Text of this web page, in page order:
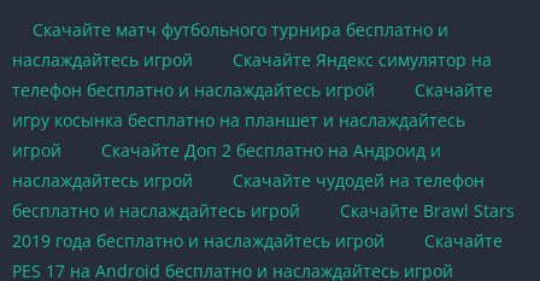
Скачайте матч футбольного турнира бесплатно и
наслаждайтесь игрой
Скачайте Яндекс симулятор на
телефон бесплатно и наслаждайтесь игрой
Скачайте
игру косынка бесплатно на планшет и наслаждайтесь
игрой
Скачайте Доп 2 бесплатно на Андроид и
наслаждайтесь игрой
Скачайте чудодей на телефон
бесплатно и наслаждайтесь игрой
Скачайте Brawl Stars
2019 года бесплатно и наслаждайтесь игрой
Скачайте
PES 17 на Android бесплатно и наслаждайтесь игрой